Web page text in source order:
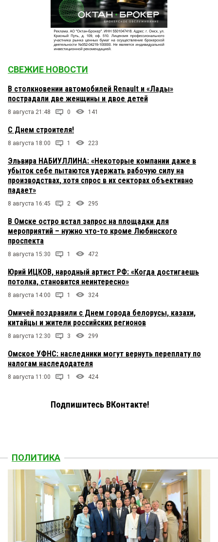
СВЕЖИЕ НОВОСТИ
В столкновении автомобилей Renault и «Лады»
пострадали две женщины и двое детей
8 августа 21:48 0 141
С Днем строителя!
8 августа 18:00 1 223
Эльвира НАБИУЛЛИНА: «Некоторые компании даже в
убыток себе пытаются удержать рабочую силу на
производствах, хотя спрос в их секторах объективно
падает»
8 августа 16:45 2 295
В Омске остро встал запрос на площадки для
мероприятий – нужно что-то кроме Любинского
проспекта
8 августа 15:30 1 472
Юрий ИЦКОВ, народный артист РФ: «Когда достигаешь
потолка, становится неинтересно»
8 августа 14:00 1 324
Омичей поздравили с Днем города белорусы, казахи,
китайцы и жители российских регионов
8 августа 12:30 3 299
Омское УФНС: наследники могут вернуть переплату по
налогам наследодателя
8 августа 11:00 1 424
Подпишитесь ВКонтакте!
ПОЛИТИКА